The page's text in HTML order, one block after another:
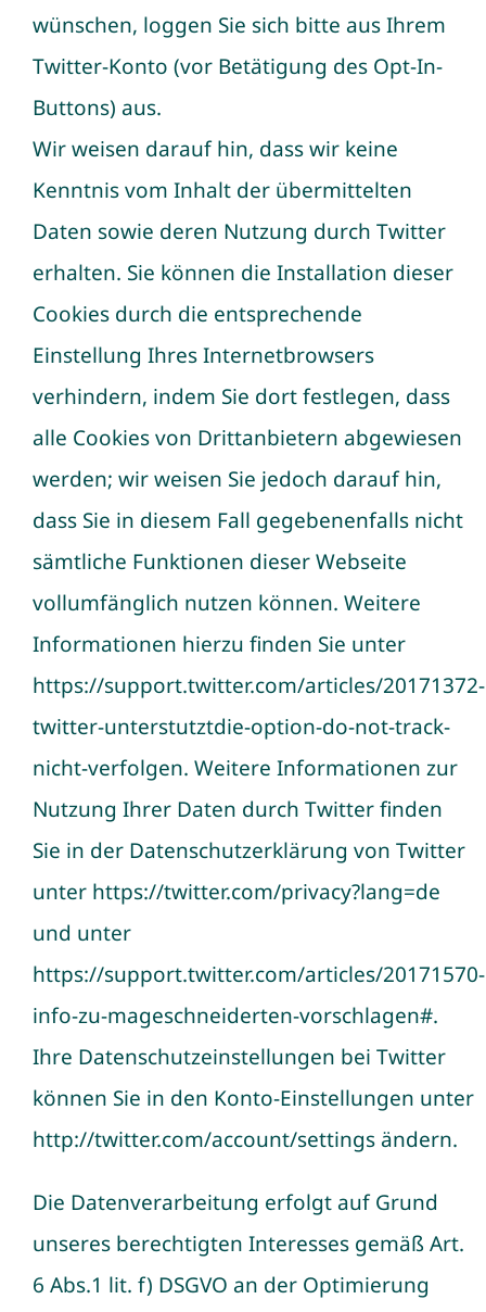
wünschen, loggen Sie sich bitte aus Ihrem
Twitter-Konto (vor Betätigung des Opt-In-
Buttons) aus.
Wir weisen darauf hin, dass wir keine
Kenntnis vom Inhalt der übermittelten
Daten sowie deren Nutzung durch Twitter
erhalten. Sie können die Installation dieser
Cookies durch die entsprechende
Einstellung Ihres Internetbrowsers
verhindern, indem Sie dort festlegen, dass
alle Cookies von Drittanbietern abgewiesen
werden; wir weisen Sie jedoch darauf hin,
dass Sie in diesem Fall gegebenenfalls nicht
sämtliche Funktionen dieser Webseite
vollumfänglich nutzen können. Weitere
Informationen hierzu finden Sie unter
https://support.twitter.com/articles/20171372-
twitter-unterstutztdie-option-do-not-track-
nicht-verfolgen. Weitere Informationen zur
Nutzung Ihrer Daten durch Twitter finden
Sie in der Datenschutzerklärung von Twitter
unter https://twitter.com/privacy?lang=de
und unter
https://support.twitter.com/articles/20171570-
info-zu-mageschneiderten-vorschlagen#.
Ihre Datenschutzeinstellungen bei Twitter
können Sie in den Konto-Einstellungen unter
http://twitter.com/account/settings ändern.
Die Datenverarbeitung erfolgt auf Grund
unseres berechtigten Interesses gemäß Art.
6 Abs.1 lit. f) DSGVO an der Optimierung